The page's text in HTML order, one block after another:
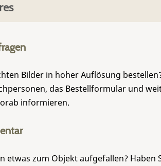
Bilder in hoher Auflösung
das Bestellformular und
informieren.
etwas zum Objekt aufgefallen?